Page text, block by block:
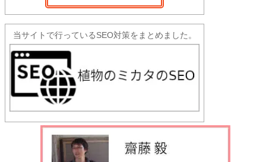
当サイトで行っているSEO対策をまとめました。